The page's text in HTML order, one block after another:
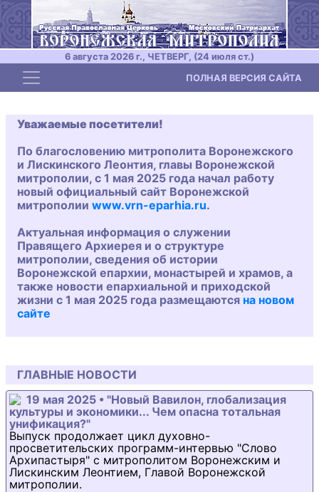
6 августа 2026 г., ЧЕТВЕРГ, (24 июля ст.)
Toggle navigation ПОЛНАЯ ВЕРСИЯ САЙТА
Уважаемые посетители!
По благословению митрополита Воронежского
и Лискинского Леонтия, главы Воронежской
митрополии, с 1 мая 2025 года начал работу
новый официальный сайт Воронежской
митрополии www.vrn-eparhia.ru.
Актуальная информация о служении
Правящего Архиерея и о структуре
митрополии, сведения об истории
Воронежской епархии, монастырей и храмов, а
также новости епархиальной и приходской
жизни с 1 мая 2025 года размещаются на новом
сайте
ГЛАВНЫЕ НОВОСТИ
19 мая 2025 • "Новый Вавилон, глобализация
культуры и экономики... Чем опасна тотальная
унификация?"
Выпуск продолжает цикл духовно-
просветительских программ-интервью "Слово
Архипастыря" с митрополитом Воронежским и
Лискинским Леонтием, Главой Воронежской
митрополии.